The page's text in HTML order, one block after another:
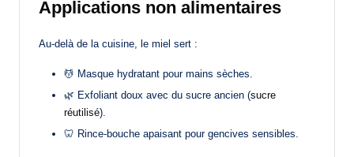
Applications non alimentaires
Au-delà de la cuisine, le miel sert :
💆 Masque hydratant pour mains sèches.
🌿 Exfoliant doux avec du sucre ancien (sucre
réutilisé).
🦷 Rince-bouche apaisant pour gencives sensibles.